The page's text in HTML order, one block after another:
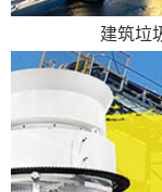
建筑垃